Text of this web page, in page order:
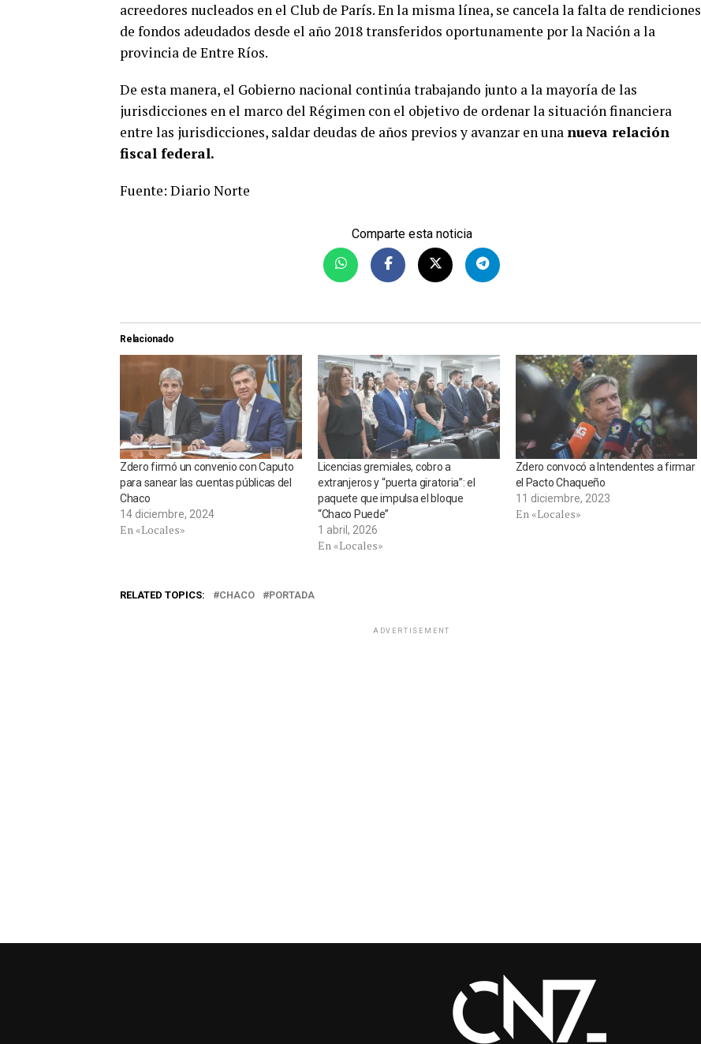
acreedores nucleados en el Club de París. En la misma línea, se cancela la falta de rendiciones
de fondos adeudados desde el año 2018 transferidos oportunamente por la Nación a la
provincia de Entre Ríos.
De esta manera, el Gobierno nacional continúa trabajando junto a la mayoría de las
jurisdicciones en el marco del Régimen con el objetivo de ordenar la situación financiera
entre las jurisdicciones, saldar deudas de años previos y avanzar en unanueva relación
fiscal federal.
Fuente: Diario Norte
Comparte esta noticia
Relacionado
Zdero firmó un convenio con Caputo
para sanear las cuentas públicas del
Chaco
14 diciembre, 2024
En «Locales»
Licencias gremiales, cobro a
extranjeros y “puerta giratoria”: el
paquete que impulsa el bloque
“Chaco Puede”
1 abril, 2026
En «Locales»
Zdero convocó a Intendentes a firmar
el Pacto Chaqueño
11 diciembre, 2023
En «Locales»
RELATED TOPICS: CHACO PORTADA
ADVERTISEMENT